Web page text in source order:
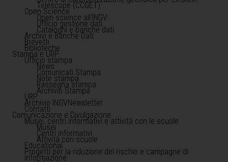
Telescope (CCGET)
Open Science
Open science all'INGV
Ufficio gestione dati
Cataloghi e banche dati
Archivi e Banche Dati
Brevetti
Biblioteche
Stampa e URP
Ufficio stampa
News
Comunicati Stampa
Note stampa
Rassegna stampa
Archivio Stampa
URP
Archivio INGVNewsletter
Contatti
Comunicazione e Divulgazione
Musei, centri informativi e attività con le scuole
Musei
Centri informativi
Attività con scuole
Educational
Progetti per la riduzione del rischio e campagne di
informazione